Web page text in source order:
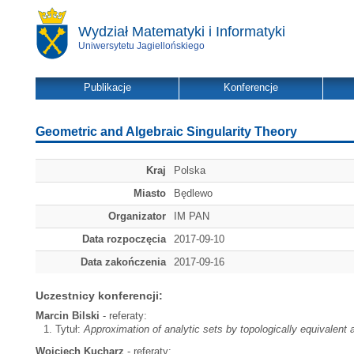
Wydział Matematyki i Informatyki
Uniwersytetu Jagiellońskiego
Publikacje Konferencje
Geometric and Algebraic Singularity Theory
Kraj
Polska
Miasto
Będlewo
Organizator
IM PAN
Data rozpoczęcia
2017-09-10
Data zakończenia
2017-09-16
Uczestnicy konferencji:
Marcin Bilski - referaty:
Tytuł:Approximation of analytic sets by topologically equivalent
Wojciech Kucharz - referaty: